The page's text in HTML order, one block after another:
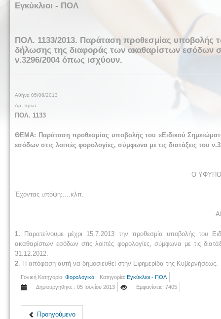
Εγκύκλιοι - ΠΟΛ
ΠΟΛ. 1133/2013. Παράταση προθεσμίας υποβολής
δήλωσης της διαφοράς των ακαθαρίστων εσόδων
ν.3296/2004 όπως ισχύουν.
Αθήνα 05/06/2013
Αρ. πρωτ.:
ΠΟΛ. 1133
ΘΕΜΑ: Παράταση προθεσμίας υποβολής του «Ειδικού
εσόδων στις λοιπές φορολογίες, σύμφωνα με τις διατάξεις του
Ο ΥΦΥ
Έχοντας υπόψη:....κλπ.
1. Παρατείνουμε μέχρι 15.7.2013 την προθεσμία υποβολής του
ακαθαρίστων εσόδων στις λοιπές φορολογίες, σύμφωνα με τις
31.12.2012.
2 . H απόφαση αυτή να δημοσιευθεί στην Εφημερίδα της Κυβερνήσεως.
Γονική Κατηγορία: Φορολογικά Κατηγορία: Εγκύκλιοι - ΠΟΛ
Δημιουργήθηκε : 05 Ιουνίου 2013
Εμφανίσεις: 7405
Προηγούμενο